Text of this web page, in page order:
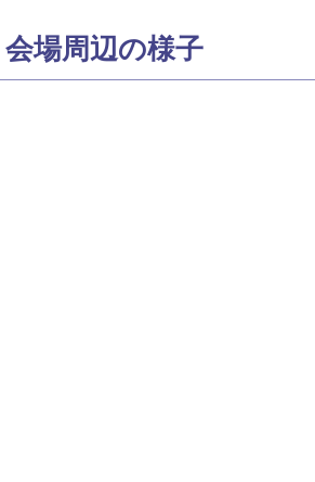
会場周辺の様子